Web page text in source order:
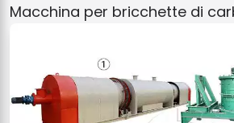
Macchina per bricchette di